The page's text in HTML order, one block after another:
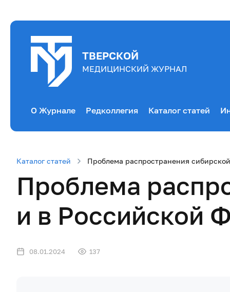
ТВЕРСКОЙ
МЕДИЦИНСКИЙ ЖУРНАЛ
О Журнале Редколлегия Каталог статей
Каталог статей Проблема распространения
Проблема
и в Российской
08.01.2024 137